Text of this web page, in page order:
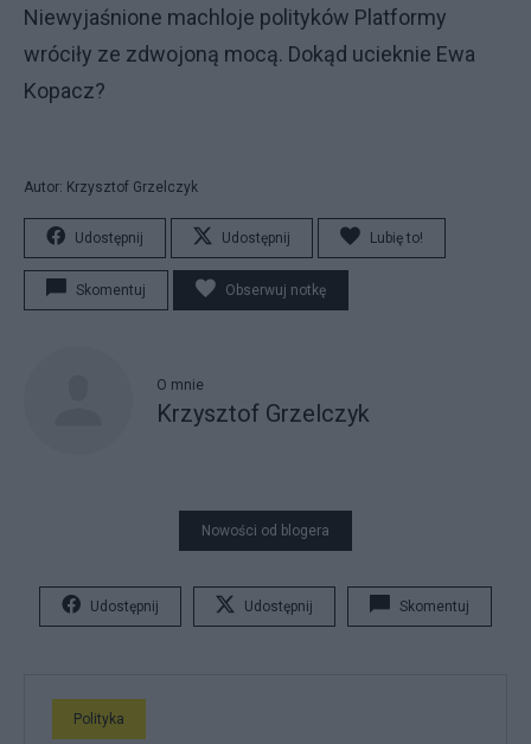
Niewyjaśnione machloje polityków Platformy
wróciły ze zdwojoną mocą. Dokąd ucieknie Ewa
Kopacz?
Autor: Krzysztof Grzelczyk
Udostępnij Udostępnij Lubię to!
Skomentuj Obserwuj notkę
O mnie
Krzysztof Grzelczyk
Nowości od blogera
Udostępnij Udostępnij Skomentuj
Polityka